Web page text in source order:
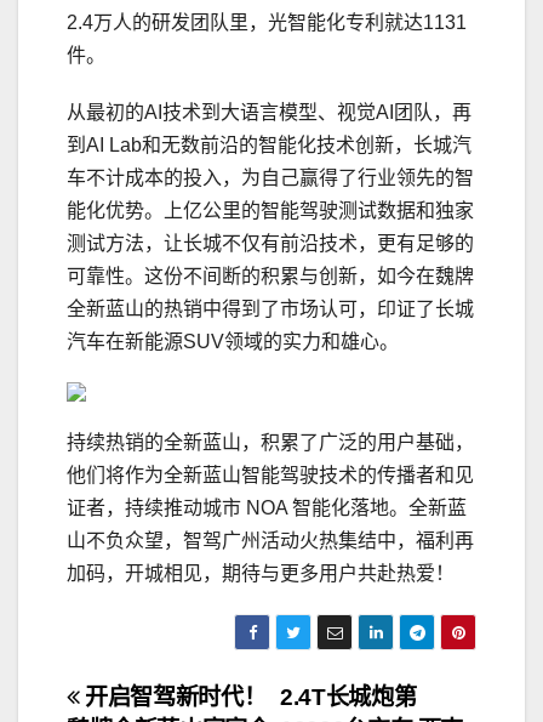
2.4万人的研发团队里，光智能化专利就达1131
件。
从最初的AI技术到大语言模型、视觉AI团队，再
到AI Lab和无数前沿的智能化技术创新，长城汽
车不计成本的投入，为自己赢得了行业领先的智
能化优势。上亿公里的智能驾驶测试数据和独家
测试方法，让长城不仅有前沿技术，更有足够的
可靠性。这份不间断的积累与创新，如今在魏牌
全新蓝山的热销中得到了市场认可，印证了长城
汽车在新能源SUV领域的实力和雄心。
持续热销的全新蓝山，积累了广泛的用户基础，
他们将作为全新蓝山智能驾驶技术的传播者和见
证者，持续推动城市 NOA 智能化落地。全新蓝
山不负众望，智驾广州活动火热集结中，福利再
加码，开城相见，期待与更多用户共赴热爱！
文
2.4T长城炮第
开启智驾新时代！